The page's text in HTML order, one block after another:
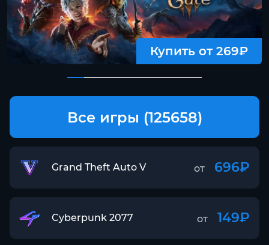
Купить от 269₽
Все игры (125658)
Grand Theft Auto V от 696₽
Cyberpunk 2077 от 149₽